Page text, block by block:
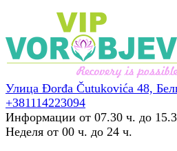
Улица Đorđa Čutukovića 48,
+381114223094
Информации от 07.30 ч. до
Неделя от 00 ч. до 24 ч.